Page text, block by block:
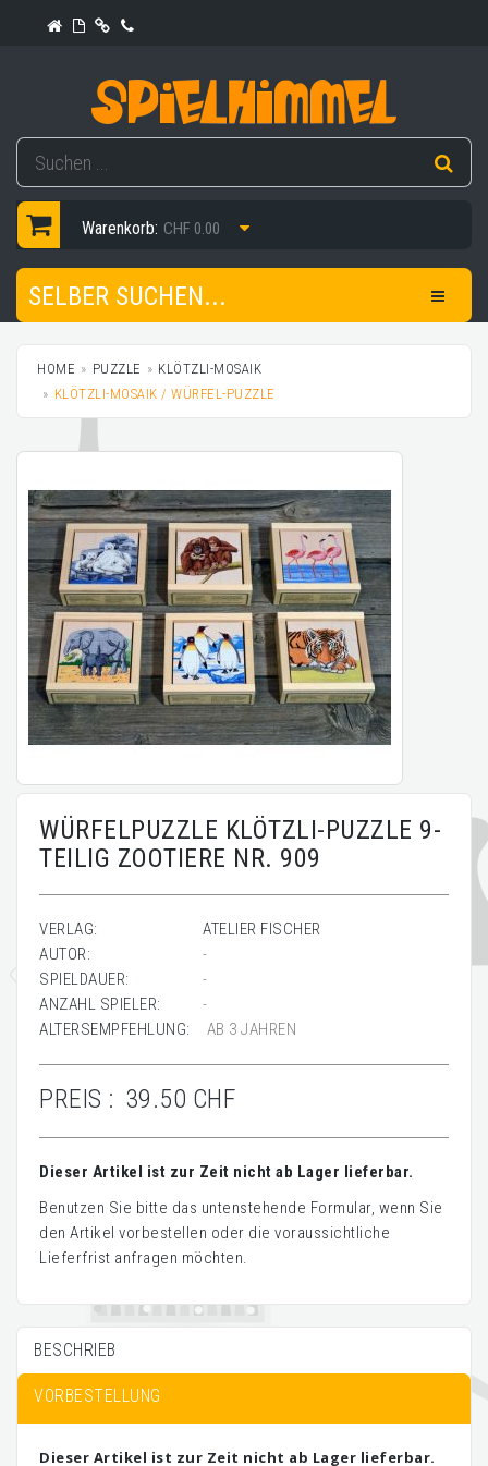
Warenkorb: CHF 0.00
SELBER SUCHEN...
HOME PUZZLE
KLÖTZLI-MOSAIK
KLÖTZLI-MOSAIK / WÜRFEL-PUZZLE
WÜRFELPUZZLE KLÖTZLI-PUZZLE 9-
TEILIG ZOOTIERE NR. 909
VERLAG:
ATELIER FISCHER
AUTOR:
-
SPIELDAUER:
-
ANZAHL SPIELER:
-
ALTERSEMPFEHLUNG:
AB 3 JAHREN
PREIS : 39.50 CHF
Dieser Artikel ist zur Zeit nicht ab Lager lieferbar.
Benutzen Sie bitte das untenstehende Formular, wenn Sie
den Artikel vorbestellen oder die voraussichtliche
Lieferfrist anfragen möchten.
BESCHRIEB
VORBESTELLUNG
Dieser Artikel ist zur Zeit nicht ab Lager lieferbar.